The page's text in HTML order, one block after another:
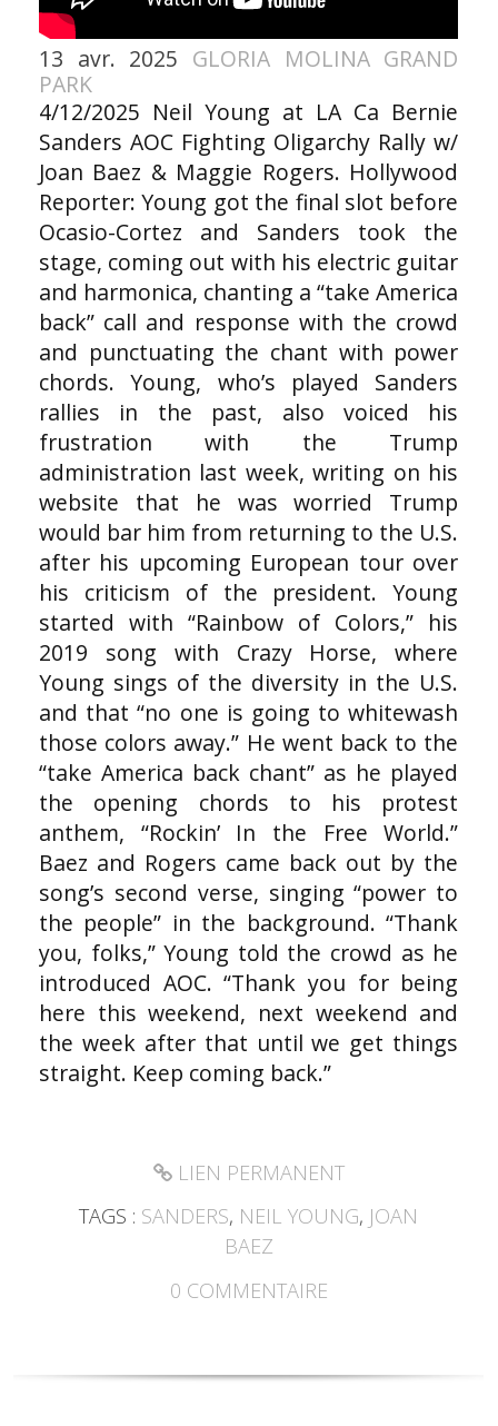
13 avr. 2025 GLORIA MOLINA GRAND
PARK
4/12/2025 Neil Young at LA Ca Bernie
Sanders AOC Fighting Oligarchy Rally w/
Joan Baez & Maggie Rogers. Hollywood
Reporter: Young got the final slot before
Ocasio-Cortez and Sanders took the
stage, coming out with his electric guitar
and harmonica, chanting a “take America
back” call and response with the crowd
and punctuating the chant with power
chords. Young, who’s played Sanders
rallies in the past, also voiced his
frustration with the Trump
administration last week, writing on his
website that he was worried Trump
would bar him from returning to the U.S.
after his upcoming European tour over
his criticism of the president. Young
started with “Rainbow of Colors,” his
2019 song with Crazy Horse, where
Young sings of the diversity in the U.S.
and that “no one is going to whitewash
those colors away.” He went back to the
“take America back chant” as he played
the opening chords to his protest
anthem, “Rockin’ In the Free World.”
Baez and Rogers came back out by the
song’s second verse, singing “power to
the people” in the background. “Thank
you, folks,” Young told the crowd as he
introduced AOC. “Thank you for being
here this weekend, next weekend and
the week after that until we get things
straight. Keep coming back.”
LIEN PERMANENT
TAGS : SANDERS, NEIL YOUNG, JOAN
BAEZ
0 COMMENTAIRE